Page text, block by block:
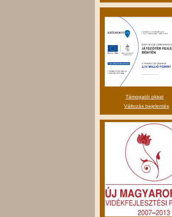
Támogatói okirat
Változás bejelentés